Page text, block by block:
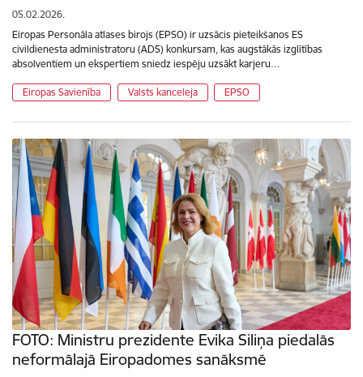
05.02.2026.
Eiropas Personāla atlases birojs (EPSO) ir uzsācis pieteikšanos ES
civildienesta administratoru (AD5) konkursam, kas augstākās izglītības
absolventiem un ekspertiem sniedz iespēju uzsākt karjeru…
Eiropas Savienība Valsts kanceleja EPSO
FOTO: Ministru prezidente Evika Siliņa piedalās
neformālajā Eiropadomes sanāksmē